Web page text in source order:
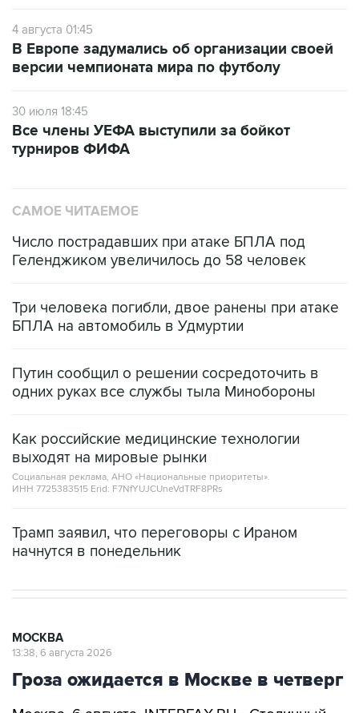
4 августа 01:45
В Европе задумались об организации своей
версии чемпионата мира по футболу
30 июля 18:45
Все члены УЕФА выступили за бойкот
турниров ФИФА
САМОЕ ЧИТАЕМОЕ
Число пострадавших при атаке БПЛА под
Геленджиком увеличилось до 58 человек
Три человека погибли, двое ранены при атаке
БПЛА на автомобиль в Удмуртии
Путин сообщил о решении сосредоточить в
одних руках все службы тыла Минобороны
Как российские медицинские технологии
выходят на мировые рынки
Социальная реклама, АНО «Национальные приоритеты».
ИНН 7725383515 Erid: F7NfYUJCUneVdTRF8PRs
Трамп заявил, что переговоры с Ираном
начнутся в понедельник
МОСКВА
13:38, 6 августа 2026
Гроза ожидается в Москве в четверг